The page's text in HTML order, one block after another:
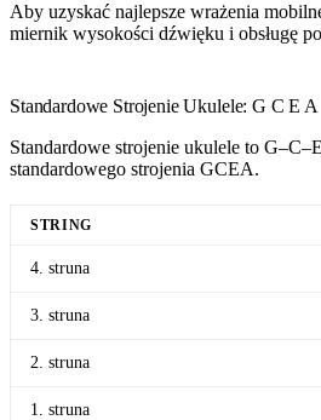
Aby uzyskać najlepsze wrażenia
miernik wysokości dźwięku i obsługę
Standardowe Strojenie Ukulele: G C E A
Standardowe strojenie ukulele to
standardowego strojenia GCEA.
STRING
4. struna
3. struna
2. struna
1. struna